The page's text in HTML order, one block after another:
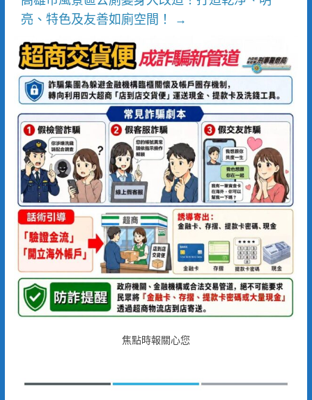
亮、特色及友善如廁空間！
→
焦點時報關心您